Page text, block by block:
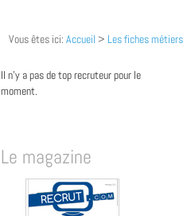
Vous êtes ici: Accueil > Les fiches métiers
Il n'y a pas de top recruteur pour le
moment.
Le magazine